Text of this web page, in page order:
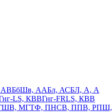
ААБл, АСБЛ, А, А
LS, КВВГнг-FRLS, КВВ
МГТФ, ПНСВ, ППВ, РПШ,